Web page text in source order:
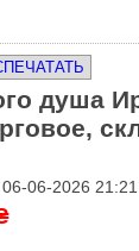
душа
06-2026 21:21